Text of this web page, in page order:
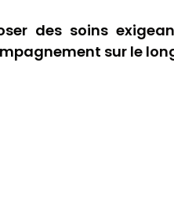
des soins
sur le